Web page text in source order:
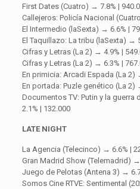
First Dates (Cuatro) → 7.8% |
Callejeros: Policía Nacional
El Intermedio (laSexta) → 6.6% |
El Taquillazo: La tribu (laSexta) →
Cifras y Letras (La 2) → 4.9% |
Cifras y Letras (La 2) → 6.3% |
En primicia: Arcadi Espada (La 2)
En portada: Puzle genético (La 2)
Documentos TV: Putin y la
2.1% | 132.000
LATE NIGHT
La Agencia (Telecinco) → 6.6% |
Gran Madrid Show (Telemadrid) →
Juego de Pelotas (Antena 3) →
Somos Cine RTVE: Sentimental